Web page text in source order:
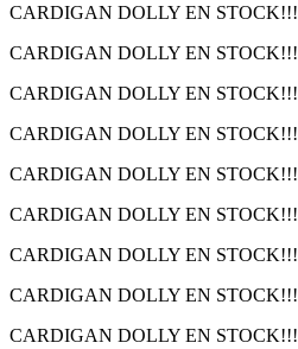
CARDIGAN DOLLY EN STOCK!!!
CARDIGAN DOLLY EN STOCK!!!
CARDIGAN DOLLY EN STOCK!!!
CARDIGAN DOLLY EN STOCK!!!
CARDIGAN DOLLY EN STOCK!!!
CARDIGAN DOLLY EN STOCK!!!
CARDIGAN DOLLY EN STOCK!!!
CARDIGAN DOLLY EN STOCK!!!
CARDIGAN DOLLY EN STOCK!!!